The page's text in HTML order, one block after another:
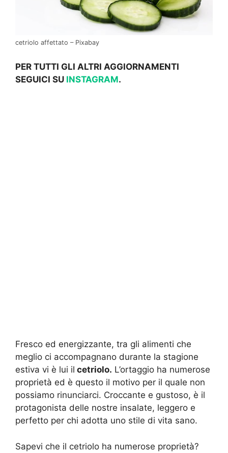
cetriolo affettato – Pixabay
PER TUTTI GLI ALTRI AGGIORNAMENTI
SEGUICI SU INSTAGRAM.
Fresco ed energizzante, tra gli alimenti che
meglio ci accompagnano durante la stagione
estiva vi è lui il cetriolo. L’ortaggio ha numerose
proprietà ed è questo il motivo per il quale non
possiamo rinunciarci. Croccante e gustoso, è il
protagonista delle nostre insalate, leggero e
perfetto per chi adotta uno stile di vita sano.
Sapevi che il cetriolo ha numerose proprietà?